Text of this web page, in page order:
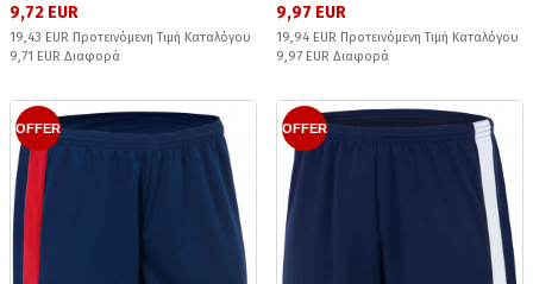
9,72 EUR
19,43 EUR Προτεινόμενη Τιμή Καταλόγου
9,71 EUR Διαφορά
9,97 EUR
19,94 EUR Προτεινόμενη Τιμή Καταλόγου
9,97 EUR Διαφορά
OFFER OFFER